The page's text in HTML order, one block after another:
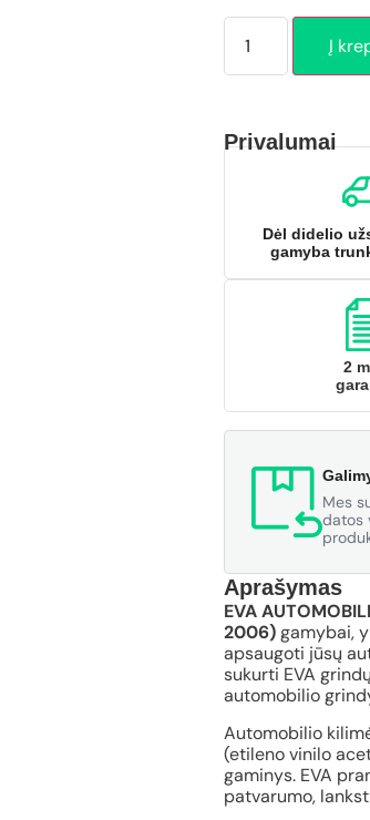
Į
Privalumai
Dėl didelio
gamyba
2
Mes
datos
Aprašymas
EVA
2006)gamybai,
apsaugoti jūsų
sukurti EVA
automobilio
Automobilio
(etileno vinilo
gaminys. EVA
patvarumo,